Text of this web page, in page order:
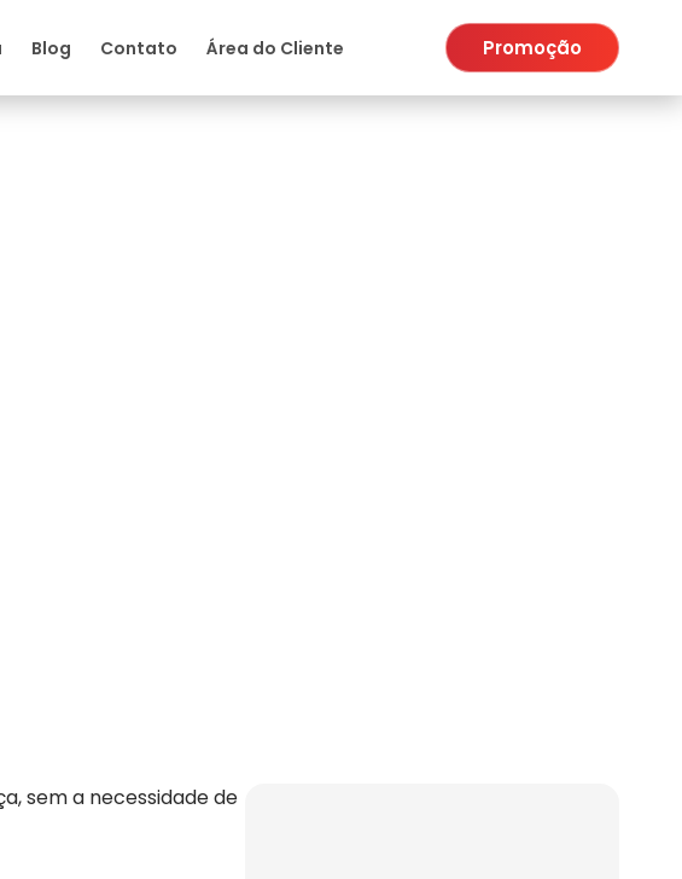
Blog Contato Área do Cliente Promoção
sem a necessidade de